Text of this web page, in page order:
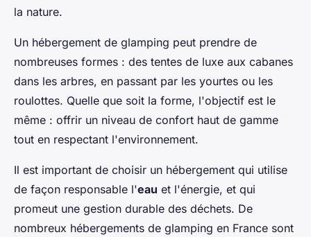
la nature.
Un hébergement de glamping peut prendre de
nombreuses formes : des tentes de luxe aux cabanes
dans les arbres, en passant par les yourtes ou les
roulottes. Quelle que soit la forme, l'objectif est le
même : offrir un niveau de confort haut de gamme
tout en respectant l'environnement.
Il est important de choisir un hébergement qui utilise
de façon responsable l'eau et l'énergie, et qui
promeut une gestion durable des déchets. De
nombreux hébergements de glamping en France sont